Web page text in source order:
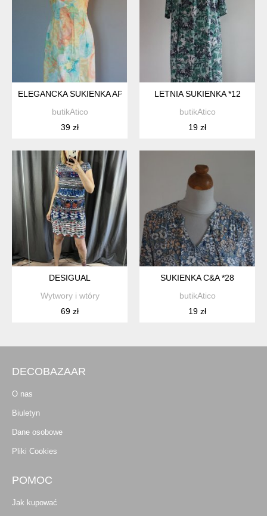
ELEGANCKA SUKIENKA APANAGE *27
butikAtico
39 zł
LETNIA SUKIENKA *12
butikAtico
19 zł
DESIGUAL
Wytwory i wtóry
69 zł
SUKIENKA C&A *28
butikAtico
19 zł
DECOBAZAAR
O nas
Biuletyn
Dane osobowe
Pliki Cookies
POMOC
Jak kupować